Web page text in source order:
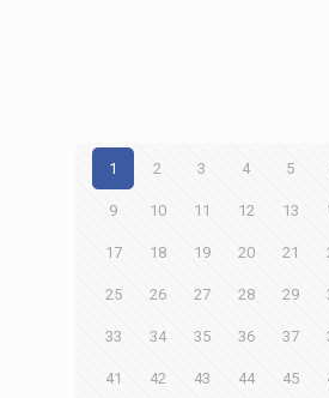
1 2 3 4 5
9 10 11 12 13
17 18 19 20 21
25 26 27 28 29
33 34 35 36 37
41 42 43 44 45